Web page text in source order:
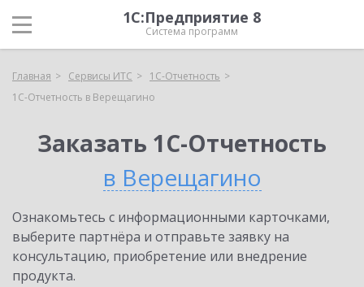
1С:Предприятие 8
Система программ
Главная Сервисы ИТС
1С-Отчетность
1С-Отчетность в Верещагино
Заказать 1С-Отчетность
в Верещагино
Ознакомьтесь с информационными карточками,
выберите партнёра и отправьте заявку на
консультацию, приобретение или внедрение
продукта.